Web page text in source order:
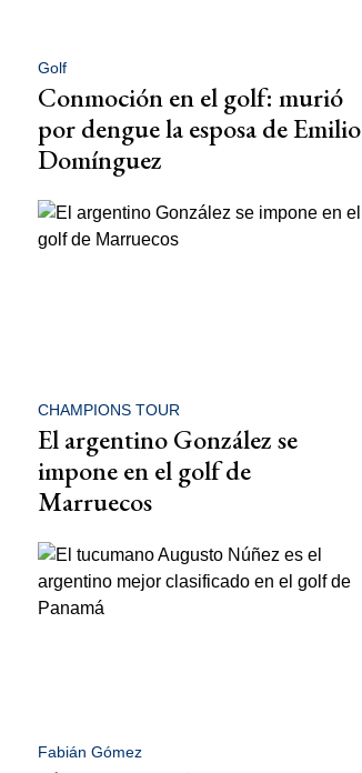
Golf
Conmoción en el golf: murió
por dengue la esposa de Emilio
Domínguez
CHAMPIONS TOUR
El argentino González se
impone en el golf de
Marruecos
Fabián Gómez